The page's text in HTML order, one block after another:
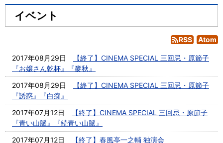
イベント
RSS Atom
2017年08月29日
【終了】CINEMA SPECIAL 三回忌・原節子
『お嬢さん乾杯』『麥秋』
2017年08月29日
【終了】CINEMA SPECIAL 三回忌・原節子
『誘惑』『白痴』
2017年07月12日
【終了】CINEMA SPECIAL 三回忌・原節子
『青い山脈』『続青い山脈』
2017年07月12日
【終了】春風亭一之輔 独演会